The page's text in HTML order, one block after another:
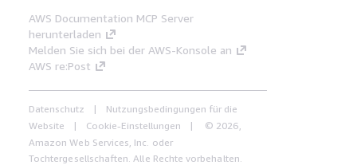
AWS Documentation MCP Server
herunterladen
Melden Sie sich bei der AWS-Konsole an
AWS re:Post
Datenschutz
Nutzungsbedingungen für die
Website
Cookie-Einstellungen
© 2026,
Amazon Web Services, Inc. oder
Tochtergesellschaften. Alle Rechte vorbehalten.